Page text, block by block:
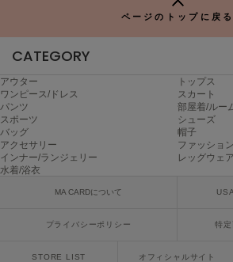
NOWNS
ナウンス
null.
ヌル
On
オニツカ タイガー
ORGUE
ページのトップに戻る
CATEGORY
アウター
トップス
ワンピース/ドレス
スカート
パンツ
部屋着/ルー
スポーツ
シューズ
バッグ
帽子
アクセサリー
ファッショ
インナー/ランジェリー
レッグウェア
水着/浴衣
MA CARDについて
プライバシーポリシー 特
STORE LIST オフィシャルサイト